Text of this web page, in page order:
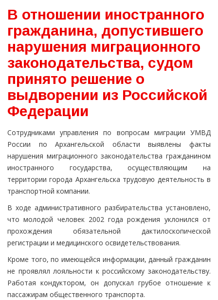
В отношении иностранного
гражданина, допустившего
нарушения миграционного
законодательства, судом
принято решение о
выдворении из Российской
Федерации
Сотрудниками управления по вопросам миграции УМВД
России по Архангельской области выявлены факты
нарушения миграционного законодательства гражданином
иностранного государства, осуществляющим на
территории города Архангельска трудовую деятельность в
транспортной компании.
В ходе административного разбирательства установлено,
что молодой человек 2002 года рождения уклонился от
прохождения обязательной дактилоскопической
регистрации и медицинского освидетельствования.
Кроме того, по имеющейся информации, данный гражданин
не проявлял лояльности к российскому законодательству.
Работая кондуктором, он допускал грубое отношение к
пассажирам общественного транспорта.